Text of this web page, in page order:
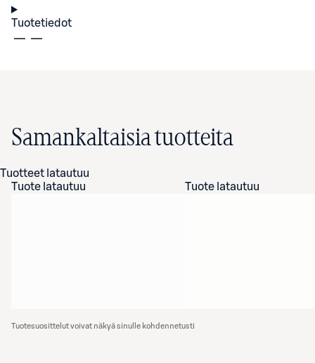
Tuotetiedot
Samankaltaisia tuotteita
Tuotteet latautuu
Tuote latautuu
Tuote latautuu
Tuotesuosittelut voivat näkyä sinulle kohdennetusti